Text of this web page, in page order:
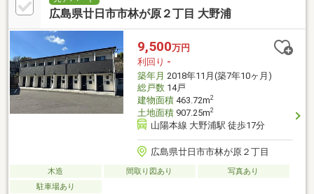
広島県廿日市市林が原２丁目 大野浦
9,500万円
利回り -
築年月 2018年11月(築7年10ヶ月)
総戸数14戸
建物面積463.72m2
土地面積907.25m2
山陽本線 大野浦駅 徒歩17分
広島県廿日市市林が原２丁目
木造 間取り図あり
写真あり
駐車場あり